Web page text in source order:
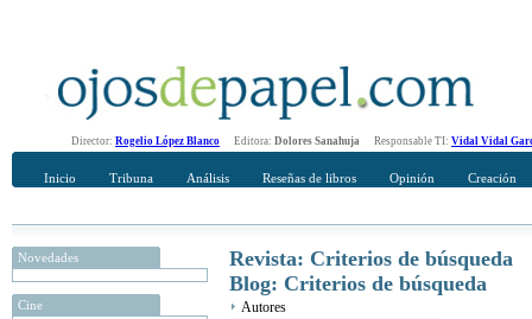
Director: Rogelio López Blanco Editora: Dolores Sanahuja Responsable TI: Vidal Vidal
Inicio Tribuna Análisis Reseñas de libros Opinión Creación
Novedades
Cine
Revista: Criterios de búsqueda
Blog: Criterios de búsqueda
Autores